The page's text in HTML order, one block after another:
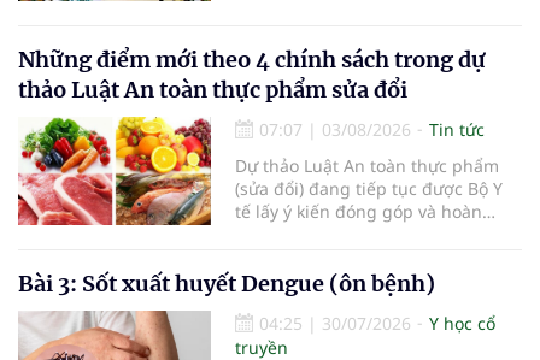
bệnh, chữa bệnh theo yêu cầu
nhưng vẫn phải nộp thêm các chi
phí khám bệnh, chữa bệnh ngoài
phần c
Những điểm mới theo 4 chính sách trong dự
thảo Luật An toàn thực phẩm sửa đổi
07:07 | 03/08/2026
Tin tức
Dự thảo Luật An toàn thực phẩm
(sửa đổi) đang tiếp tục được Bộ Y
tế lấy ý kiến đóng góp và hoàn
cường hậu kiểm, ứng dụng chuyển
đổi số, kiểm soát nguy cơ theo toàn
bộ chuỗi cung ứng và nâng
Bài 3: Sốt xuất huyết Dengue (ôn bệnh)
04:25 | 30/07/2026
Y học cổ
truyền